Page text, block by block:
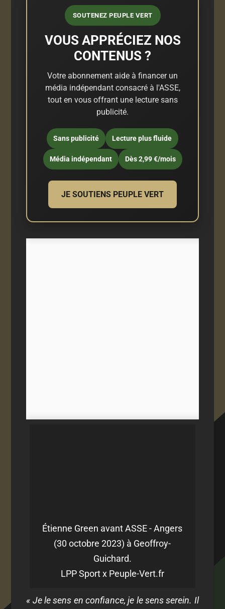
SOUTENEZ PEUPLE VERT
VOUS APPRÉCIEZ NOS
CONTENUS ?
Votre abonnement aide à financer un
média indépendant consacré à l'ASSE,
tout en vous offrant une lecture sans
publicité.
Sans publicité Lecture plus fluide
Média indépendant Dès 2,99 €/mois
JE SOUTIENS PEUPLE VERT
Étienne Green avant ASSE - Angers
(30 octobre 2023) à Geoffroy-
Guichard.
LPP Sport x Peuple-Vert.fr
« Je le sens en confiance, je le sens serein. Il